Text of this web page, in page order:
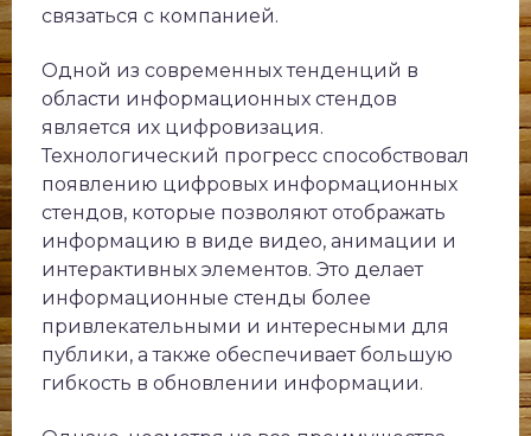
связаться с компанией.
Одной из современных тенденций в
области информационных стендов
является их цифровизация.
Технологический прогресс способствовал
появлению цифровых информационных
стендов, которые позволяют отображать
информацию в виде видео, анимации и
интерактивных элементов. Это делает
информационные стенды более
привлекательными и интересными для
публики, а также обеспечивает большую
гибкость в обновлении информации.